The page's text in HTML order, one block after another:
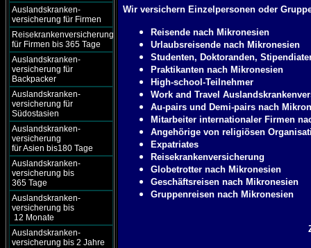
Auslandskranken-
versicherung für Firmen
Reisekrankenversicherung
für Firmen bis 365 Tage
Auslandskranken-
versicherung für
Backpacker
Auslandskranken-
versicherung für
Südostasien
Auslandskranken-
versicherung
für Asien bis180 Tage
Auslandskranken-
versicherung bis
365 Tage
Auslandskranken-
versicherung bis
12 Monate
Auslandskranken-
versicherung bis 2 Jahre
Wir versichern Einzelpersonen oder
Reisende nach Mikronesien
Urlaubsreisende nach Mikronesien
Studenten, Doktoranden,
Praktikanten nach Mikronesien
High-school-Teilnehmer
Work and Travel
Au-pairs und Demi-pairs nach
Mitarbeiter internationaler Firmen
Angehörige von religiösen
Expatriates
Reisekrankenversicherung
Globetrotter nach Mikronesien
Geschäftsreisen nach Mikronesien
Gruppenreisen nach Mikronesien